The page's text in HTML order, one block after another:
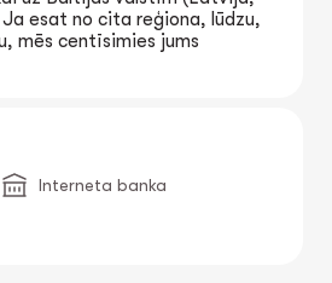
esat no cita reģiona, lūdzu,
mēs centīsimies jums
Interneta banka